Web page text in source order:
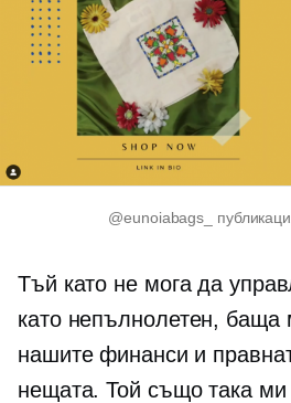
@eunoiabags_
Тъй като не мога да
като непълнолетен, баща
нашите финанси и
нещата. Той също така ми